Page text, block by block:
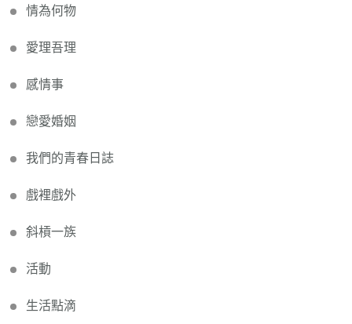
情為何物
愛理吾理
感情事
戀愛婚姻
我們的青春日誌
戲裡戲外
斜槓一族
活動
生活點滴